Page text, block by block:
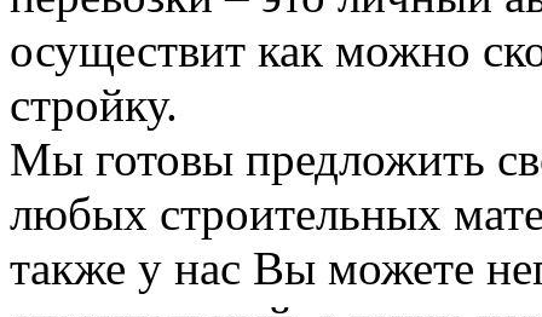
осуществит как можно
стройку.
Мы готовы предложить
любых строительных
также у нас Вы можете